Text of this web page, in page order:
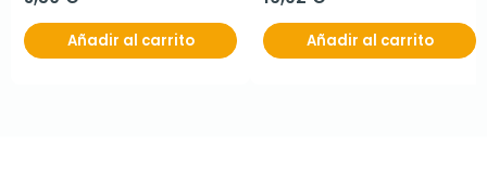
Añadir al carrito Añadir al carrito